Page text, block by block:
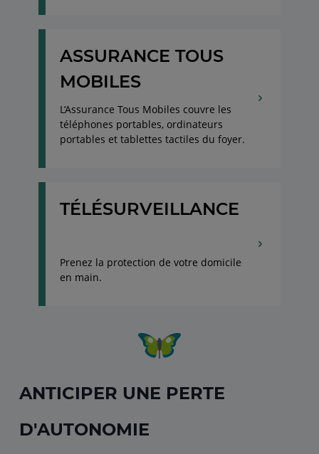
ASSURANCE TOUS
MOBILES
L’Assurance Tous Mobiles couvre les
téléphones portables, ordinateurs
portables et tablettes tactiles du foyer.
TÉLÉSURVEILLANCE
Prenez la protection de votre domicile
en main.
ANTICIPER UNE PERTE
D'AUTONOMIE